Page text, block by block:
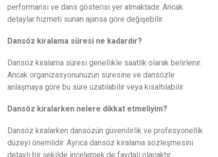
performansı ve dans gösterisi yer almaktadır. Ancak
detaylar hizmeti sunan ajansa göre değişebilir.
Dansöz kiralama süresi ne kadardır?
Dansöz kiralama süresi genellikle saatlik olarak belirlenir.
Ancak organizasyonunuzun süresine ve dansözle
anlaşmaya göre bu süre uzatılabilir veya kısaltılabilir.
Dansöz kiralarken nelere dikkat etmeliyim?
Dansöz kiralarken dansözün güvenilirlik ve profesyonellik
düzeyi önemlidir. Ayrıca dansöz kiralama sözleşmesini
detaylı bir şekilde incelemek de faydalı olacaktır.